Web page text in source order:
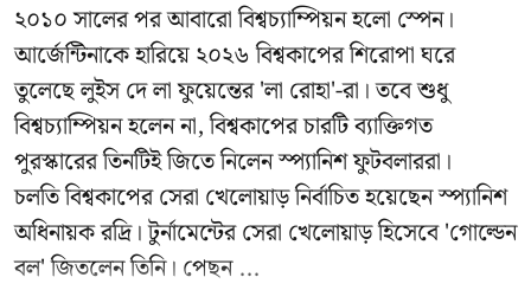
২০১০ সালের পর আবারো বিশ্বচ্যাম্পিয়ন হলো স্পেন।
আর্জেন্টিনাকে হারিয়ে ২০২৬ বিশ্বকাপের শিরোপা ঘরে
তুলেছে লুইস দে লা ফুয়েন্তের 'লা রোহা'-রা। তবে শুধু
বিশ্বচ্যাম্পিয়ন হলেন না, বিশ্বকাপের চারটি ব্যাক্তিগত
পুরস্কারের তিনটিই জিতে নিলেন স্প্যানিশ ফুটবলাররা।
চলতি বিশ্বকাপের সেরা খেলোয়াড় নির্বাচিত হয়েছেন স্প্যানিশ
অধিনায়ক রদ্রি। টুর্নামেন্টের সেরা খেলোয়াড় হিসেবে 'গোল্ডেন
বল' জিতলেন তিনি। পেছন ...